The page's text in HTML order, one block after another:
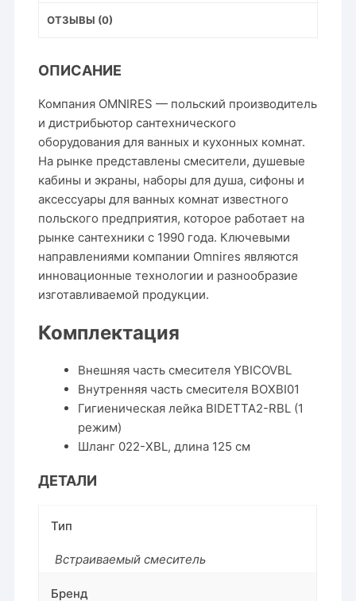
ОТЗЫВЫ (0)
ОПИСАНИЕ
Компания OMNIRES — польский производитель
и дистрибьютор сантехнического
оборудования для ванных и кухонных комнат.
На рынке представлены смесители, душевые
кабины и экраны, наборы для душа, сифоны и
аксессуары для ванных комнат известного
польского предприятия, которое работает на
рынке сантехники с 1990 года. Ключевыми
направлениями компании Omnires являются
инновационные технологии и разнообразие
изготавливаемой продукции.
Комплектация
Внешняя часть смесителя YBICOVBL
Внутренняя часть смесителя BOXBI01
Гигиеническая лейка BIDETTA2-RBL (1
режим)
Шланг 022-XBL, длина 125 см
ДЕТАЛИ
Тип
Встраиваемый смеситель
Бренд